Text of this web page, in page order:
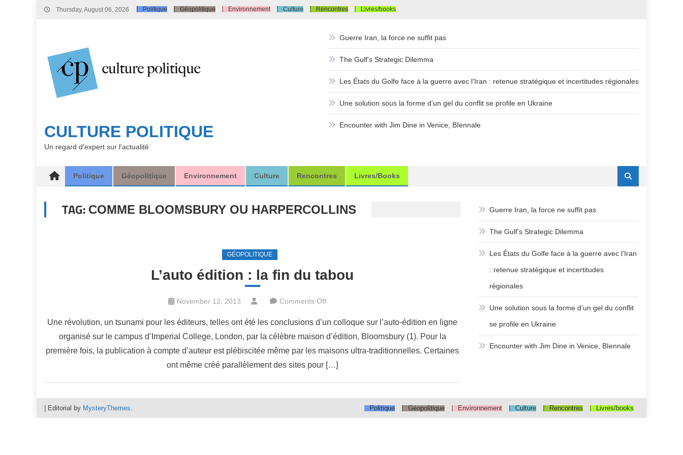
Skip
Thursday, August 06, 2026 Politique Géopolitique Environnement Culture Rencontres Livres/books
CULTURE POLITIQUE
Un regard d'expert sur l'actualité
Guerre Iran, la force ne suffit pas
The Gulf’s Strategic Dilemma
Les États du Golfe face à la guerre avec l’Iran : retenue stratégique et incertitudes régionales
Une solution sous la forme d’un gel du conflit se profile en Ukraine
Encounter with Jim Dine in Venice, BIennale
Politique Géopolitique Environnement Culture Rencontres Livres/books
TAG: COMME BLOOMSBURY OU HARPERCOLLINS
GÉOPOLITIQUE
L’auto édition : la fin du tabou
November 12, 2013 Comments Offon
édition
:
la
fin
Une révolution, un tsunami pour les éditeurs, telles ont été les conclusions d’un colloque sur l’auto-édition en ligne
organisé sur le campus d’Imperial College, London, par la célèbre maison d’édition, Bloomsbury (1). Pour la
première fois, la publication à compte d’auteur est plébiscitée même par les maisons ultra-traditionnelles. Certaines
ont même créé parallèlement des sites pour […]
Guerre Iran, la force ne suffit pas
The Gulf’s Strategic Dilemma
Les États du Golfe face à la guerre avec l’Iran
: retenue stratégique et incertitudes
régionales
Une solution sous la forme d’un gel du conflit
se profile en Ukraine
Encounter with Jim Dine in Venice, BIennale
Editorial by MysteryThemes. Politique Géopolitique Environnement Culture Rencontres Livres/books